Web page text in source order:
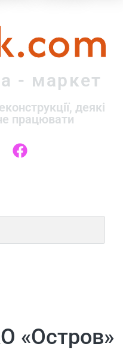
- маркет
деякі
працювати
«Остров»